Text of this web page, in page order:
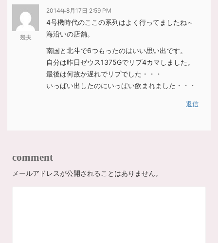
幾夫
2014年8月17日 2:59 PM
4号機時代のここの系列はよく行ってましたね～
海沿いの店舗。
南国と北斗で6つもったのはいい思い出です。
自分は昨日ゼウス1375Gでリプ4カマしました。
最後は何故か遅れでリプでした・・・
いっぱい出したのにいっぱい飲まれました・・・
返信
comment
メールアドレスが公開されることはありません。